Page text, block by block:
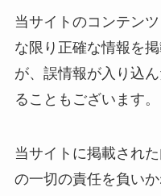
当サイトのコンテン
な限り正確な情報を
が、誤情報が入り込
ることもございます。
当サイトに掲載され
の一切の責任を負い